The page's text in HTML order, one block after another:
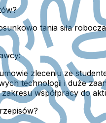
tania siła
zleceniu ze
technologii i duże
współpracy do